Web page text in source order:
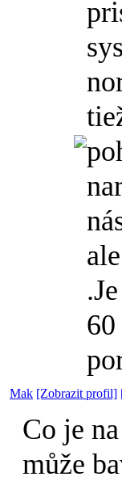
Mak [Zobrazit profil]
Co je
může